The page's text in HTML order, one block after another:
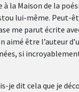
la Maison de la
lui-même. Peut-
me parut écrite
aimé être l’auteur
si
je dit cela que je